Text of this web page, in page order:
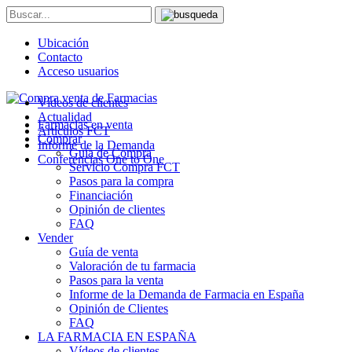
Ubicación
Contacto
Acceso usuarios
Farmacias en venta
Comprar
Guía de Compra
Servicio Compra FCT
Pasos para la compra
Financiación
Opinión de clientes
FAQ
Vender
Guía de venta
Valoración de tu farmacia
Pasos para la venta
Informe de la Demanda de Farmacia en España
Opinión de Clientes
FAQ
LA FARMACIA EN ESPAÑA
Vídeos de clientes
Actualidad
Artículos FCT
Informe de la Demanda
Conferencias One to One